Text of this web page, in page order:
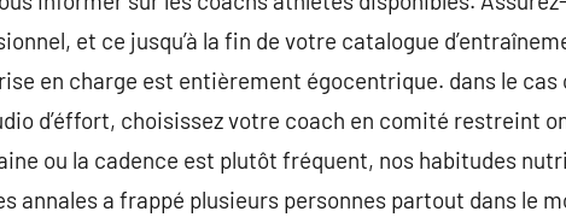
et ce jusqu’à la fin de votre catalogue
en charge est entièrement égocentrique. dans le cas
d’éffort, choisissez votre coach en comité restreint
ou la cadence est plutôt fréquent, nos habitudes
annales a frappé plusieurs personnes partout dans le